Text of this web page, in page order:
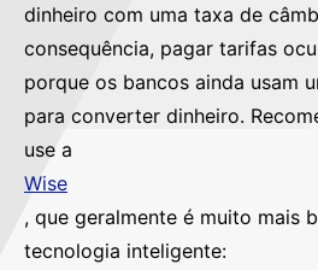
dinheiro com uma taxa de
consequência, pagar tarifas
porque os bancos ainda usam
para converter dinheiro.
use a
Wise
, que geralmente é muito mais
tecnologia inteligente: